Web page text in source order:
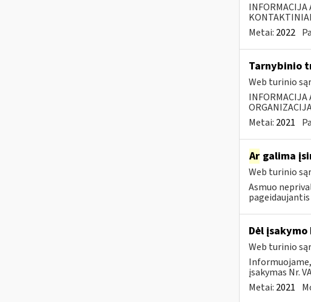
INFORMACIJA
Metai: 2022
Tarnybinio
Web turinio
INFORMACIJA
Metai: 2021
Argalima
Web turinio
Asmuo
Dėl įsakymo
Web turinio
įsakymas Nr.
Metai: 2021